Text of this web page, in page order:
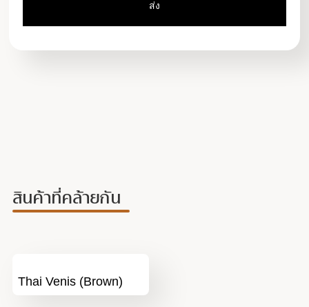
สินค้าที่คล้ายกัน
Thai Venis (Brown)